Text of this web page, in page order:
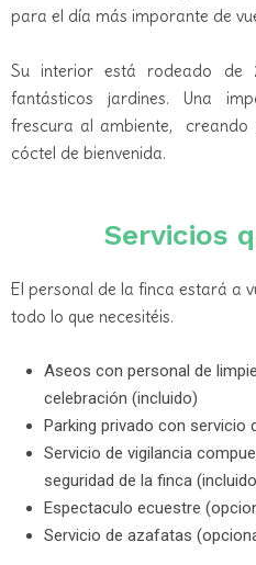
para el día más imporante de
Su interior está rodeado de
fantásticos jardines. Una
frescura al ambiente,
cóctel de bienvenida.
Servicios
El personal de la finca estará a
todo lo que necesitéis.
Aseos con personal de
celebración (incluido)
Parking privado con servicio
Servicio de vigilancia
seguridad de la finca
Espectaculo ecuestre
Servicio de azafatas